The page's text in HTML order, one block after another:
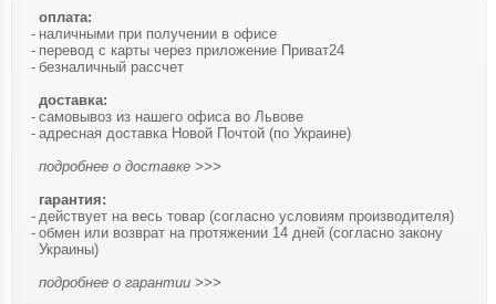
оплата:
наличными при получении в офисе
перевод с карты через приложение Приват24
безналичный рассчет
доставка:
самовывоз из нашего офиса во Львове
адресная доставка Новой Почтой (по Украине)
подробнее о доставке >>>
гарантия:
действует на весь товар (согласно условиям производителя)
обмен или возврат на протяжении 14 дней (согласно закону
Украины)
подробнее о гарантии >>>